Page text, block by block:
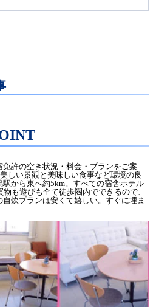
許の空き状況・料金・プランをご案
しい景観と美味しい食事など環境の良
から東へ約5km。すべての宿舎ホテル
も遊びも全て徒歩圏内でできるので、
炊プランは安くて嬉しい。すぐに埋ま